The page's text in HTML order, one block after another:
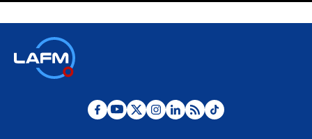
Estratega de Abelardo de la Espriella